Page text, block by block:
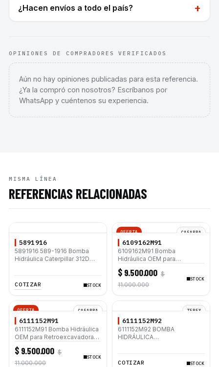
¿Hacen envíos a todo el país? +
OPINIONES DE COMPRADORES VERIFICADOS
Aún no hay opiniones publicadas para esta referencia.
¿Ya la compró con nosotros? Escríbanos por
WhatsApp y cuéntenos su experiencia.
MISMA LÍNEA
REFERENCIAS RELACIONADAS
5891916
5891916 589-1916 Bomba
Hidráulica Caterpillar 312D
COTIZAR
STOCK
OFERTA CASAPPA
6109162M91
6109162M91 Bomba
Hidráulica OEM para
Retroexcavadoras Terex 820
860 TX760B TX860B 960
$ 9.500.000 $
11.000.000
STOCK
OFERTA CASAPPA
6111152M91
6111152M91 Bomba Hidráulica
OEM para Retroexcavadoras
Terex 820 860 TX760B
TX860B 960
$ 9.500.000 $
11.000.000
STOCK
TEREX
6111152M92
6111152M92 BOMBA
HIDRÁULICA
COTIZAR
STOCK